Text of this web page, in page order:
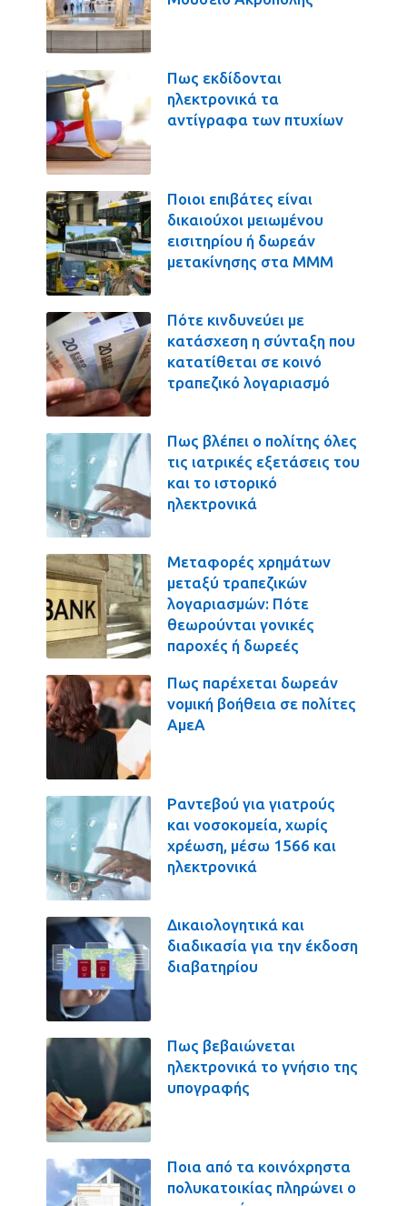
Πως εκδίδονται
ηλεκτρονικά τα
αντίγραφα των πτυχίων
Ποιοι επιβάτες είναι
δικαιούχοι μειωμένου
εισιτηρίου ή δωρεάν
μετακίνησης στα ΜΜΜ
Πότε κινδυνεύει με
κατάσχεση η σύνταξη που
κατατίθεται σε κοινό
τραπεζικό λογαριασμό
Πως βλέπει ο πολίτης όλες
τις ιατρικές εξετάσεις του
και το ιστορικό
ηλεκτρονικά
Μεταφορές χρημάτων
μεταξύ τραπεζικών
λογαριασμών: Πότε
θεωρούνται γονικές
παροχές ή δωρεές
Πως παρέχεται δωρεάν
νομική βοήθεια σε πολίτες
ΑμεΑ
Ραντεβού για γιατρούς
και νοσοκομεία, χωρίς
χρέωση, μέσω 1566 και
ηλεκτρονικά
Δικαιολογητικά και
διαδικασία για την έκδοση
διαβατηρίου
Πως βεβαιώνεται
ηλεκτρονικά το γνήσιο της
υπογραφής
Ποια από τα κοινόχρηστα
πολυκατοικίας πληρώνει ο